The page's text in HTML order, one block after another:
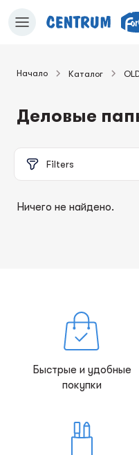
Начало Каталог
Деловые
Filters
Ничего не найдено.
Быстрые и удобные
покупки